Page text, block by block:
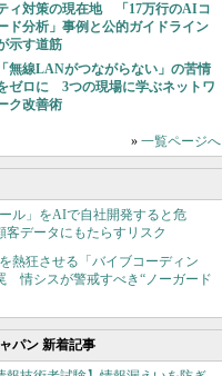
ィ対策の現在地 「17万行のAIコ
ド分析」事例と公的ガイドライン
示す道筋
「無線LANがつながらない」の苦情
ゼロに 3つの現場に学ぶネットワ
ク改善術
» 一覧ページへ
ール」をAIで自社開発すると危
データにもたらすリスク
熱狂させる「バイブコーディン
情シスが警戒すべき“ノーガード
パン 新着記事